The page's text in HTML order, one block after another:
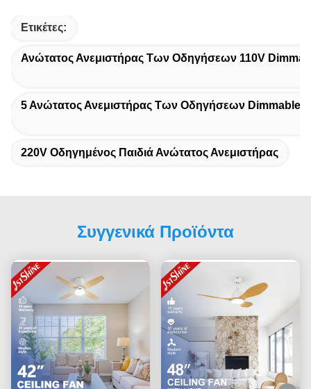
Ετικέτες:
Ανώτατος Ανεμιστήρας Των Οδηγήσεων 110V
5 Ανώτατος Ανεμιστήρας Των Οδηγήσεων Dimmable
220V Οδηγημένος Παιδιά Ανώτατος Ανεμιστήρας
Συγγενικά Προϊόντα